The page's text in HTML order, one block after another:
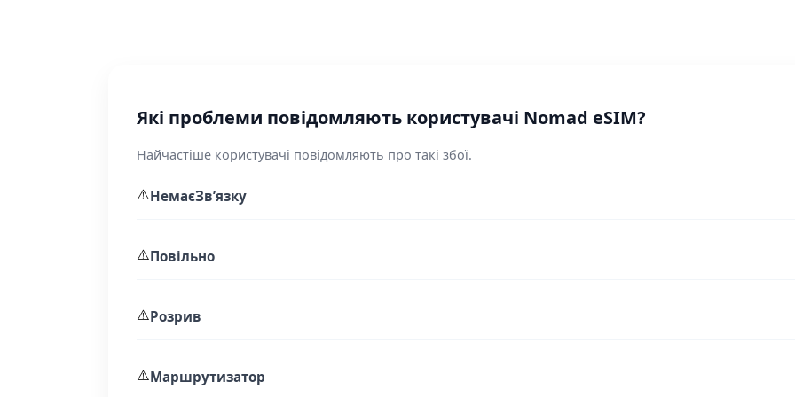
Які проблеми повідомляють користувачі Nomad eSIM?
Найчастіше користувачі повідомляють про такі збої.
⚠️НемаєЗвʼязку
⚠️Повільно
⚠️Розрив
⚠️Маршрутизатор